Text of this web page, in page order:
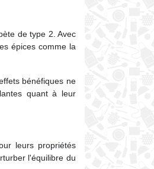
de type 2. Avec
épices comme la
bénéfiques ne
quant à leur
leurs propriétés
l'équilibre du